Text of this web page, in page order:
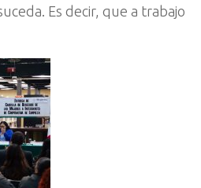
Es decir, que a trabajo